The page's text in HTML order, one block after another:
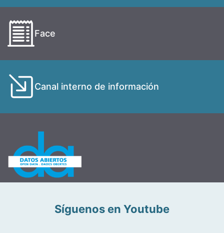
Face
Canal interno de información
Síguenos en Youtube